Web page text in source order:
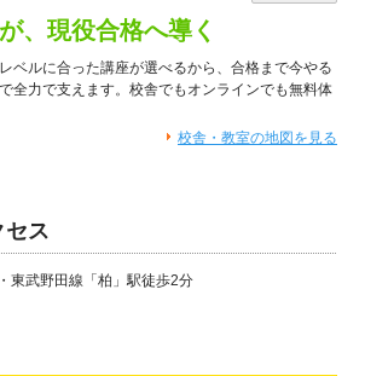
、現役合格へ導く
ベルに合った講座が選べるから、合格まで今やる
全力で支えます。校舎でもオンラインでも無料体
校舎・教室の地図を見る
セス
東武野田線「柏」駅徒歩2分